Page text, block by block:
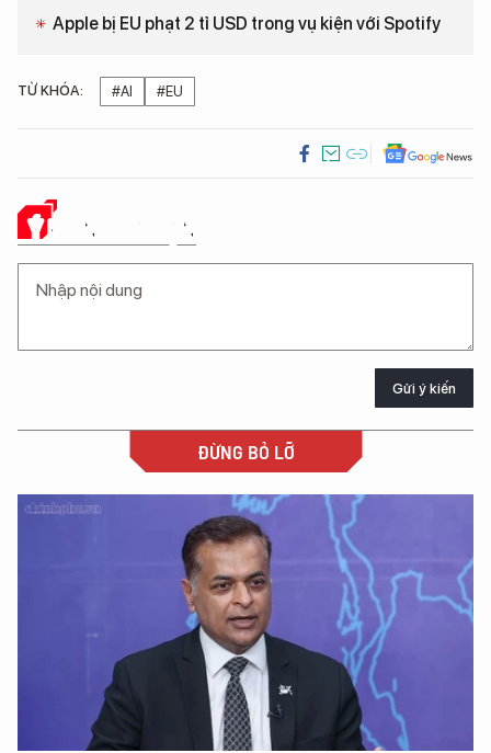
Apple bị EU phạt 2 tỉ USD trong vụ kiện với Spotify
TỪ KHÓA: #AI #EU
Ý KIẾN CỦA BẠN
Gửi ý kiến
ĐỪNG BỎ LỠ